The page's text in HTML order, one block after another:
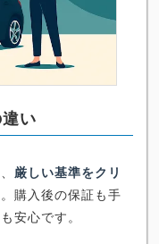
い
厳しい基準をクリ
購入後の保証も手
安心です。